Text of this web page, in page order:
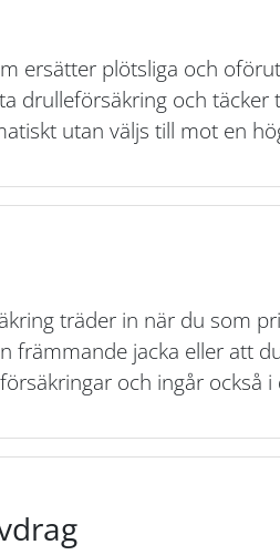
ersätter plötsliga och
drulleförsäkring och
utan väljs till mot en
träder in när du som
främmande jacka eller att
och ingår också i